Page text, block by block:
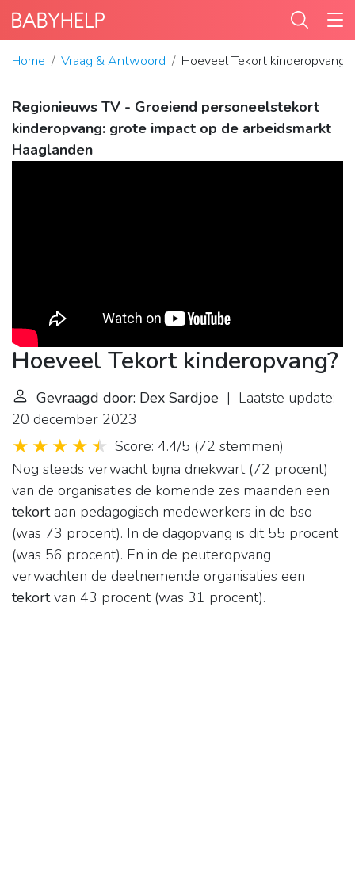
Home Vraag & Antwoord Hoeveel Tekort kinderopvang?
Regionieuws TV - Groeiend personeelstekort
kinderopvang: grote impact op de arbeidsmarkt
Haaglanden
Hoeveel Tekort kinderopvang?
Gevraagd door: Dex Sardjoe | Laatste update:
20 december 2023
Score: 4.4/5 (72 stemmen)
Nog steeds verwacht bijna driekwart (72 procent)
van de organisaties de komende zes maanden een
tekortaan pedagogisch medewerkers in de bso
(was 73 procent). In de dagopvang is dit 55 procent
(was 56 procent). En in de peuteropvang
verwachten de deelnemende organisaties een
tekortvan 43 procent (was 31 procent).